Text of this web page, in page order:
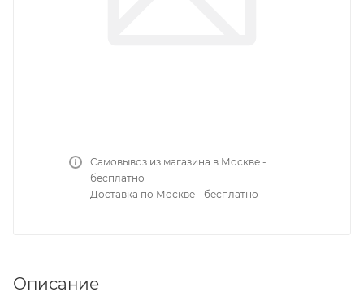
Самовывоз из магазина в Москве -
бесплатно
Доставка по Москве - бесплатно
Описание